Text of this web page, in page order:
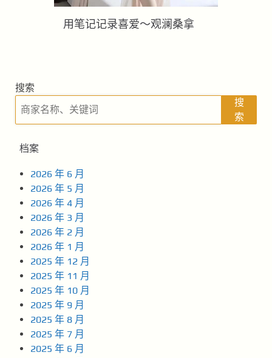
用笔记记录喜爱～观澜桑拿
搜索
搜
索
档案
2026 年 6 月
2026 年 5 月
2026 年 4 月
2026 年 3 月
2026 年 2 月
2026 年 1 月
2025 年 12 月
2025 年 11 月
2025 年 10 月
2025 年 9 月
2025 年 8 月
2025 年 7 月
2025 年 6 月